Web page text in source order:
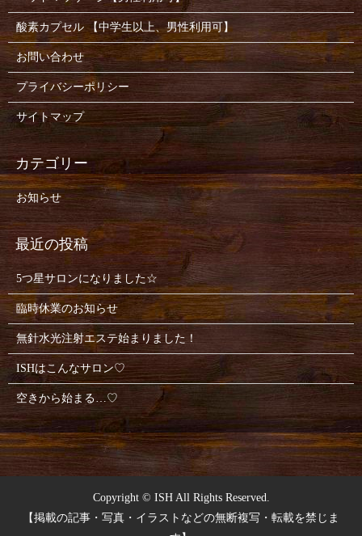
酸素カプセル 【中学生以上、男性利用可】
お問い合わせ
プライバシーポリシー
サイトマップ
お知らせ
5つ星サロンになりました☆
臨時休業のお知らせ
無針水光注射エステ始まりました！
ISHはこんなサロン♡
空きから始まる…♡
Copyright © ISH All Rights Reserved.
【掲載の記事・写真・イラストなどの無断複写・転載を禁じま